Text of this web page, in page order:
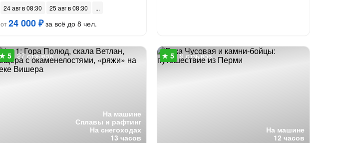
24 авг в 08:30
25 авг в 08:30
от24 000 ₽за всё до 8 чел.
На машине
Сплавы и рафтинг
На снегоходах
13 часов
27 отзывов
На машине
12 часов
9 отзывов